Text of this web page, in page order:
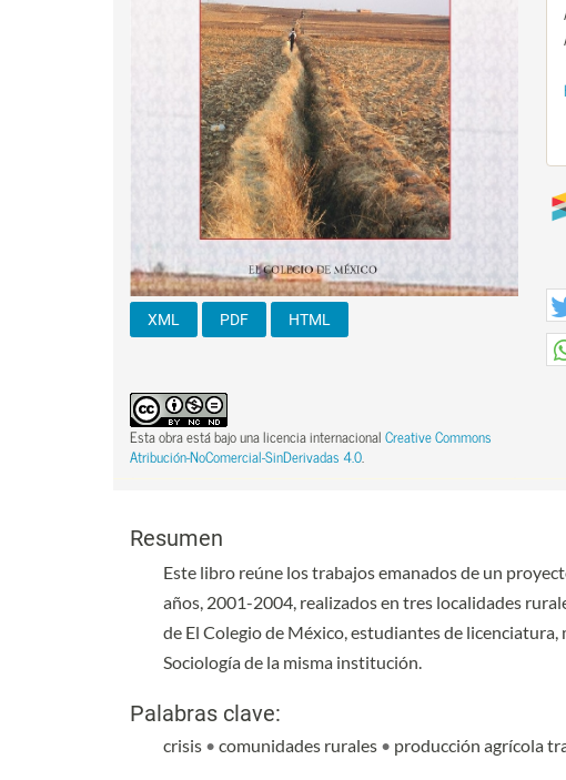
XML PDF HTML
Esta obra está bajo una licencia internacionalCreative Commons
Atribución-NoComercial-SinDerivadas 4.0.
Resumen
Este libro reúne los trabajos emanados de un
años, 2001-2004, realizados en tres localidades
de El Colegio de México, estudiantes de
Sociología de la misma institución.
Palabras clave:
crisis • comunidades rurales • producción agrícola